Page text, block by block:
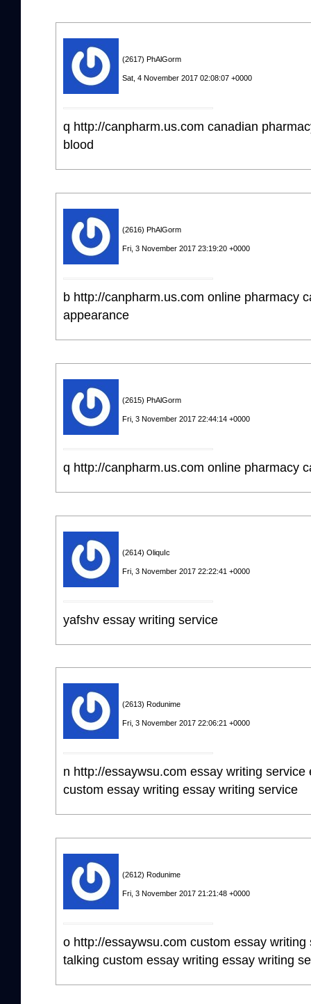
(2617) PhAlGorm
Sat, 4 November 2017 02:08:07 +0000
q http://canpharm.us.com canadian
blood
(2616) PhAlGorm
Fri, 3 November 2017 23:19:20 +0000
b http://canpharm.us.com online pharmacy
appearance
(2615) PhAlGorm
Fri, 3 November 2017 22:44:14 +0000
q http://canpharm.us.com online pharmacy
(2614) OliquIc
Fri, 3 November 2017 22:22:41 +0000
yafshv essay writing service
(2613) Rodunime
Fri, 3 November 2017 22:06:21 +0000
n http://essaywsu.com essay writing
custom essay writing essay writing service
(2612) Rodunime
Fri, 3 November 2017 21:21:48 +0000
o http://essaywsu.com custom essay
talking custom essay writing essay writing